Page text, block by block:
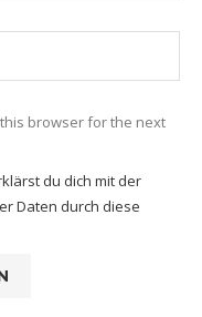
browser for the next
du dich mit der
Daten durch diese